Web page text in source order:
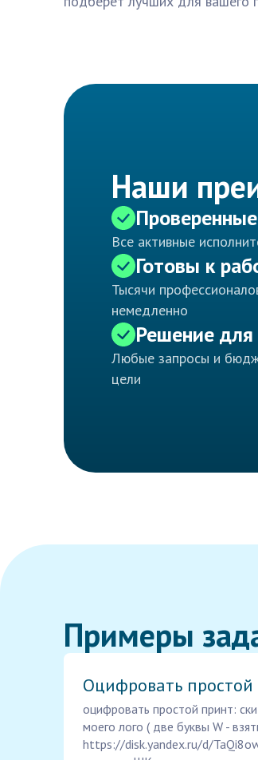
Наши
Все активные
Готовы к
Тысячи
немедленно
Решение для
Любые запросы и
цели
Примеры
Оцифровать
оцифровать простой принт:
моего лого ( две буквы W -
https://disk.yandex.ru/d/